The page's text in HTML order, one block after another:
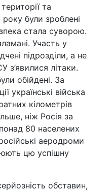
та
були зроблені
стала суворою.
Участь у
підрозділи, а не
з’явилися літаки.
обійдені. За
українські війська
кілометрів
ніж Росія за
80 населених
аеродроми
цю успішну
обставин,